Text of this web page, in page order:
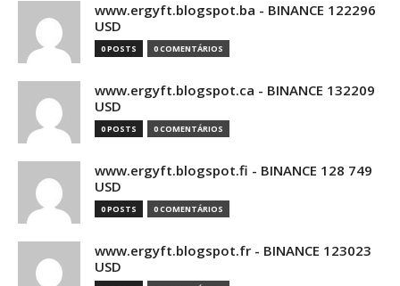
www.ergyft.blogspot.ba - BINANCE 122296
USD
0 POSTS 0 COMENTÁRIOS
www.ergyft.blogspot.ca - BINANCE 132209
USD
0 POSTS 0 COMENTÁRIOS
www.ergyft.blogspot.fi - BINANCE 128 749
USD
0 POSTS 0 COMENTÁRIOS
www.ergyft.blogspot.fr - BINANCE 123023
USD